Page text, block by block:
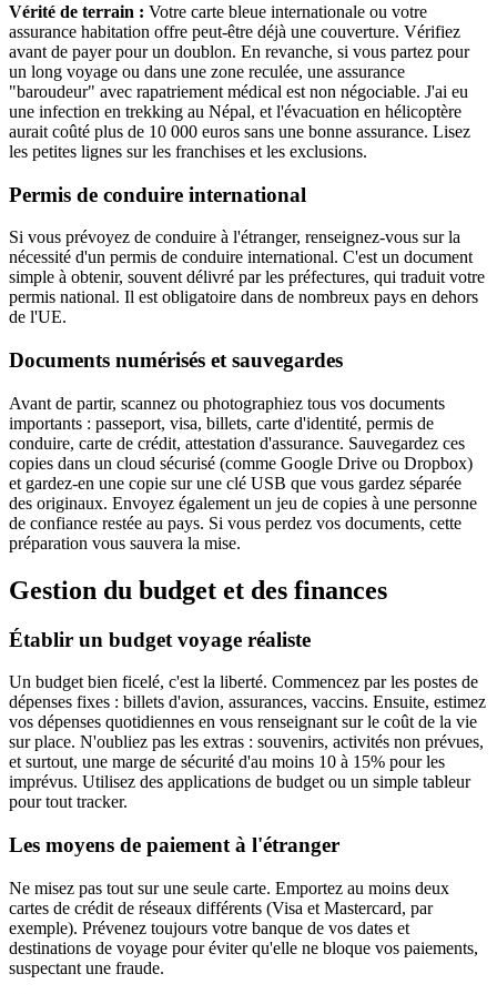
Vérité de terrain : Votre carte bleue internationale ou votre
assurance habitation offre peut-être déjà une couverture. Vérifiez
avant de payer pour un doublon. En revanche, si vous partez pour
un long voyage ou dans une zone reculée, une assurance
"baroudeur" avec rapatriement médical est non négociable. J'ai eu
une infection en trekking au Népal, et l'évacuation en hélicoptère
aurait coûté plus de 10 000 euros sans une bonne assurance. Lisez
les petites lignes sur les franchises et les exclusions.
Permis de conduire international
Si vous prévoyez de conduire à l'étranger, renseignez-vous sur la
nécessité d'un permis de conduire international. C'est un document
simple à obtenir, souvent délivré par les préfectures, qui traduit votre
permis national. Il est obligatoire dans de nombreux pays en dehors
de l'UE.
Documents numérisés et sauvegardes
Avant de partir, scannez ou photographiez tous vos documents
importants : passeport, visa, billets, carte d'identité, permis de
conduire, carte de crédit, attestation d'assurance. Sauvegardez ces
copies dans un cloud sécurisé (comme Google Drive ou Dropbox)
et gardez-en une copie sur une clé USB que vous gardez séparée
des originaux. Envoyez également un jeu de copies à une personne
de confiance restée au pays. Si vous perdez vos documents, cette
préparation vous sauvera la mise.
Gestion du budget et des finances
Établir un budget voyage réaliste
Un budget bien ficelé, c'est la liberté. Commencez par les postes de
dépenses fixes : billets d'avion, assurances, vaccins. Ensuite, estimez
vos dépenses quotidiennes en vous renseignant sur le coût de la vie
sur place. N'oubliez pas les extras : souvenirs, activités non prévues,
et surtout, une marge de sécurité d'au moins 10 à 15% pour les
imprévus. Utilisez des applications de budget ou un simple tableur
pour tout tracker.
Les moyens de paiement à l'étranger
Ne misez pas tout sur une seule carte. Emportez au moins deux
cartes de crédit de réseaux différents (Visa et Mastercard, par
exemple). Prévenez toujours votre banque de vos dates et
destinations de voyage pour éviter qu'elle ne bloque vos paiements,
suspectant une fraude.